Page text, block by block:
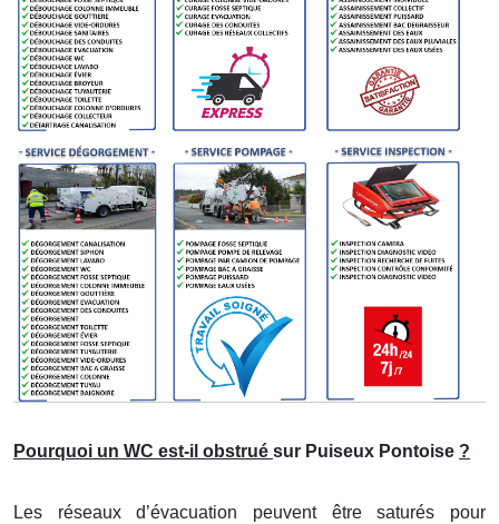
Pourquoi un WC est-il obstrué sur Puiseux Pontoise ?
Les réseaux d’évacuation peuvent être saturés pour